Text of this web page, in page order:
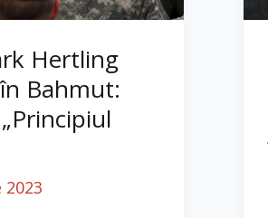
Hertling
Bahmut: